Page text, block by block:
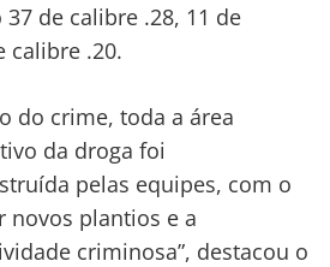
de calibre .28, 11 de
calibre .20.
do crime, toda a área
da droga foi
pelas equipes, com o
novos plantios e a
criminosa”, destacou o